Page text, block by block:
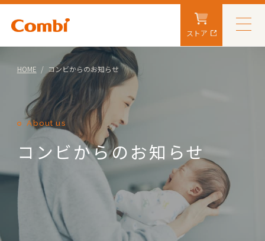
ストア
HOME コンビからのお知らせ
About us
コンビからのお知らせ